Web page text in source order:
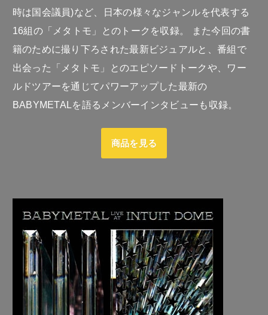
時は国会議員)など、日本の様々なジャンルを代表する
16組の「メタトモ」とのトークを収録。 また今回の書
籍のために撮り下ろされた最新ビジュアルと、番組で
出会った「メタトモ」とのエピソードトークや、ワー
ルドツアーを通じてパワーアップした最新の
BABYMETALを語るメンバーインタビューも収録。
商品を見る